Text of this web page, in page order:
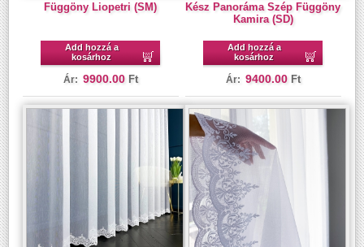
Függöny Liopetri (SM)
Add hozzá a
kosárhoz
Ár: 9900.00 Ft
Kész Panoráma Szép Függöny
Kamira (SD)
Add hozzá a
kosárhoz
Ár: 9400.00 Ft